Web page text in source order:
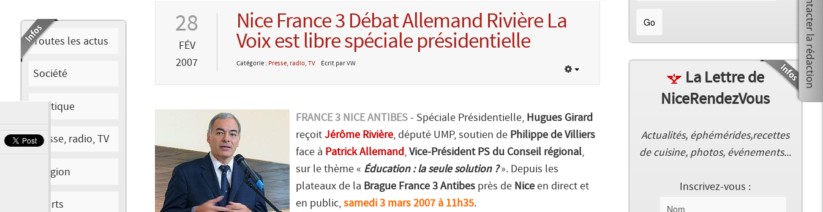
Toutes les actus
Société
Politique
Presse, radio, TV
Religion
Sports
28
FÉV
2007
Nice France 3 Débat Allemand Rivière La
Voix est libre spéciale présidentielle
Catégorie : Presse, radio, TV Écrit par VW
FRANCE 3 NICE ANTIBES - Spéciale Présidentielle, Hugues Girard
reçoit Jérôme Rivière, député UMP, soutien de Philippe de Villiers
face à Patrick Allemand, Vice-Président PS du Conseil régional,
sur le thème « Éducation : la seule solution ?». Depuis les
plateaux de la Brague France 3 Antibes près de Nice en direct et
en public, samedi 3 mars 2007 à 11h35.
La Lettre de
NiceRendezVous
Actualités, éphémérides,recettes
de cuisine, photos, événements...
Inscrivez-vous :